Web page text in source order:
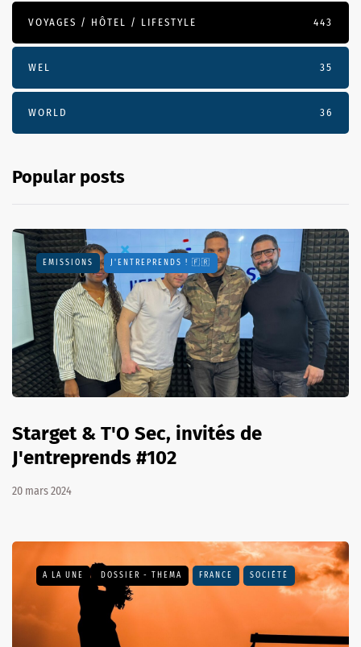
VOYAGES / HÔTEL / LIFESTYLE 443
WEL 35
WORLD 36
Popular posts
EMISSIONS J'ENTREPRENDS ! 🇫🇷
Starget & T'O Sec, invités de
J'entreprends #102
20 mars 2024
A LA UNE DOSSIER - THEMA FRANCE SOCIÉTÉ